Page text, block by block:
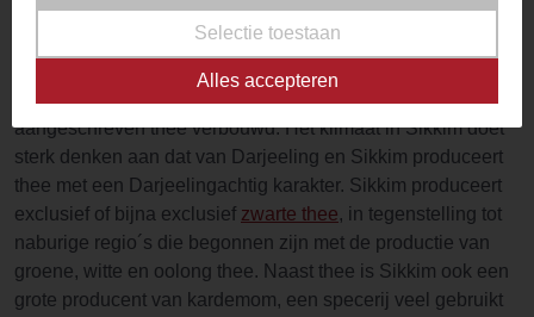
significante hoeveelhedenlosse theeals ook andere
gewassen. Het is lang zo bekend niet in de wereld als
andere regio’s in India zoals Darjeeling en Assam, maar is
nog steeds een regio van belang die een aantal hoog
aangeschreven thee verbouwd. Het klimaat in Sikkim doet
sterk denken aan dat van Darjeeling en Sikkim produceert
thee met een Darjeelingachtig karakter. Sikkim produceert
exclusief of bijna exclusief zwarte thee, in tegenstelling tot
naburige regio´s die begonnen zijn met de productie van
groene, witte en oolong thee. Naast thee is Sikkim ook een
grote producent van kardemom, een specerij veel gebruikt
Selectie toestaan
Alles accepteren